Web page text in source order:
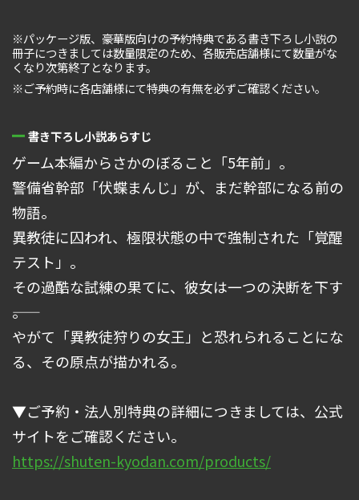
※パッケージ版、豪華版向けの予約特典である書き下ろし小説の
冊子につきましては数量限定のため、各販売店舗様にて数量がな
くなり次第終了となります。
※ご予約時に各店舗様にて特典の有無を必ずご確認ください。
書き下ろし小説あらすじ
ゲーム本編からさかのぼること「5年前」。
警備省幹部「伏蝶まんじ」が、まだ幹部になる前の
物語。
異教徒に囚われ、極限状態の中で強制された「覚醒
テスト」。
その過酷な試練の果てに、彼女は一つの決断を下す
――。
やがて「異教徒狩りの女王」と恐れられることにな
る、その原点が描かれる。
▼ご予約・法人別特典の詳細につきましては、公式
サイトをご確認ください。
https://shuten-kyodan.com/products/